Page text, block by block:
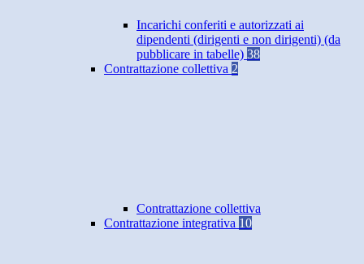
Incarichi conferiti e autorizzati ai
dipendenti (dirigenti e non dirigenti) (da
pubblicare in tabelle) 38
Contrattazione collettiva 2
Contrattazione collettiva
Contrattazione integrativa 10